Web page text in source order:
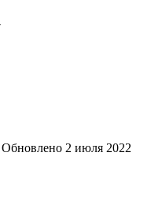
Обновлено 2 июля 2022